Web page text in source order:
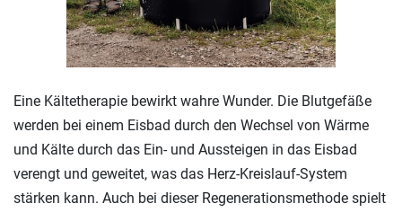
Eine Kältetherapie bewirkt wahre Wunder. Die Blutgefäße
werden bei einem Eisbad durch den Wechsel von Wärme
und Kälte durch das Ein- und Aussteigen in das Eisbad
verengt und geweitet, was das Herz-Kreislauf-System
stärken kann. Auch bei dieser Regenerationsmethode spielt